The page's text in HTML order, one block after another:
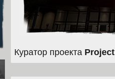
Куратор проекта